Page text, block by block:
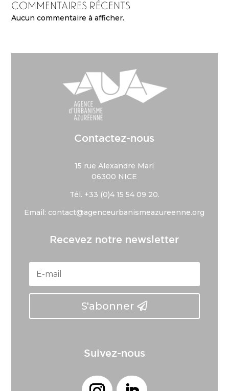
Commentaires récents
Aucun commentaire à afficher.
Contactez-nous
15 rue Alexandre Mari
06300 NICE
Tél. +33 (0)4 15 54 09 20.
Email: contact@agenceurbanismeazureenne.org
Recevez notre newsletter
S'abonner
Suivez-nous